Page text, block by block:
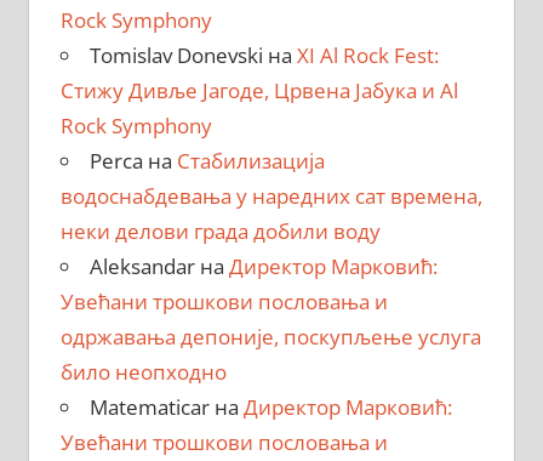
Rock Symphony
Tomislav Donevski на XI Al Rock Fest:
Стижу Дивље Јагоде, Црвена Јабука и Al
Rock Symphony
Perca на Стабилизација
водоснабдевања у наредних сат времена,
неки делови града добили воду
Aleksandarна Директор Марковић:
Увећани трошкови пословања и
одржавања депоније, поскупљење услуга
било неопходно
Matematicarна Директор Марковић:
Увећани трошкови пословања и